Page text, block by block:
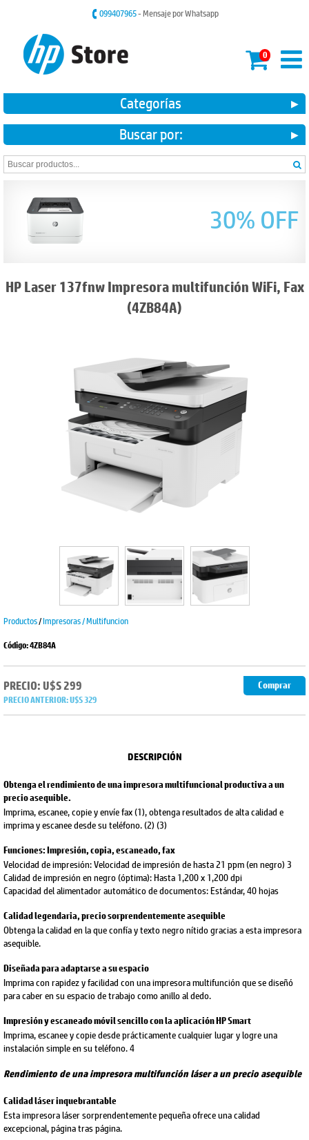
099407965- Mensaje por Whatsapp
0
Categorías
Buscar por:
30% OFF
HP Laser 137fnw Impresora multifunción WiFi, Fax
(4ZB84A)
Productos/Impresoras / Multifuncion
Código: 4ZB84A
PRECIO: U$S 299 Comprar
PRECIO ANTERIOR:U$S 329
DESCRIPCIÓN
Obtenga el rendimiento de una impresora multifuncional productiva a un
precio asequible.
Imprima, escanee, copie y envíe fax (1), obtenga resultados de alta calidad e
imprima y escanee desde su teléfono. (2) (3)
Funciones: Impresión, copia, escaneado, fax
Velocidad de impresión: Velocidad de impresión de hasta 21 ppm (en negro) 3
Calidad de impresión en negro (óptima): Hasta 1,200 x 1,200 dpi
Capacidad del alimentador automático de documentos: Estándar, 40 hojas
Calidad legendaria, precio sorprendentemente asequible
Obtenga la calidad en la que confía y texto negro nítido gracias a esta impresora
asequible.
Diseñada para adaptarse a su espacio
Imprima con rapidez y facilidad con una impresora multifunción que se diseñó
para caber en su espacio de trabajo como anillo al dedo.
Impresión y escaneado móvil sencillo con la aplicación HP Smart
Imprima, escanee y copie desde prácticamente cualquier lugar y logre una
instalación simple en su teléfono. 4
Rendimiento de una impresora multifunción láser a un precio asequible
Calidad láser inquebrantable
Esta impresora láser sorprendentemente pequeña ofrece una calidad
excepcional, página tras página.